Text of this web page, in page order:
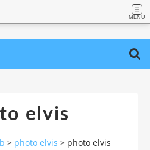
MENU
elvis
> photo elvis > photo elvis